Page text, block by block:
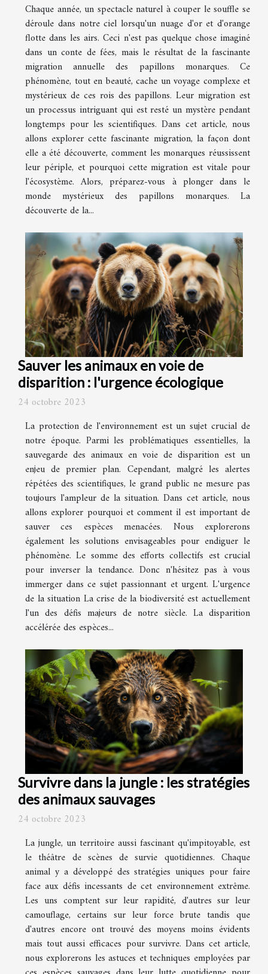
Chaque année, un spectacle naturel à couper le souffle se
déroule dans notre ciel lorsqu'un nuage d'or et d'orange
flotte dans les airs. Ceci n'est pas quelque chose imaginé
dans un conte de fées, mais le résultat de la fascinante
migration annuelle des papillons monarques. Ce
phénomène, tout en beauté, cache un voyage complexe et
mystérieux de ces rois des papillons. Leur migration est
un processus intriguant qui est resté un mystère pendant
longtemps pour les scientifiques. Dans cet article, nous
allons explorer cette fascinante migration, la façon dont
elle a été découverte, comment les monarques réussissent
leur périple, et pourquoi cette migration est vitale pour
l'écosystème. Alors, préparez-vous à plonger dans le
monde mystérieux des papillons monarques. La
découverte de la...
Sauver les animaux en voie de
disparition : l'urgence écologique
24 octobre 2023
La protection de l'environnement est un sujet crucial de
notre époque. Parmi les problématiques essentielles, la
sauvegarde des animaux en voie de disparition est un
enjeu de premier plan. Cependant, malgré les alertes
répétées des scientifiques, le grand public ne mesure pas
toujours l'ampleur de la situation. Dans cet article, nous
allons explorer pourquoi et comment il est important de
sauver ces espèces menacées. Nous explorerons
également les solutions envisageables pour endiguer le
phénomène. Le somme des efforts collectifs est crucial
pour inverser la tendance. Donc n'hésitez pas à vous
immerger dans ce sujet passionnant et urgent. L'urgence
de la situation La crise de la biodiversité est actuellement
l'un des défis majeurs de notre siècle. La disparition
accélérée des espèces...
Survivre dans la jungle : les stratégies
des animaux sauvages
24 octobre 2023
La jungle, un territoire aussi fascinant qu'impitoyable, est
le théâtre de scènes de survie quotidiennes. Chaque
animal y a développé des stratégies uniques pour faire
face aux défis incessants de cet environnement extrême.
Les uns comptent sur leur rapidité, d'autres sur leur
camouflage, certains sur leur force brute tandis que
d'autres encore ont trouvé des moyens moins évidents
mais tout aussi efficaces pour survivre. Dans cet article,
nous explorerons les astuces et techniques employées par